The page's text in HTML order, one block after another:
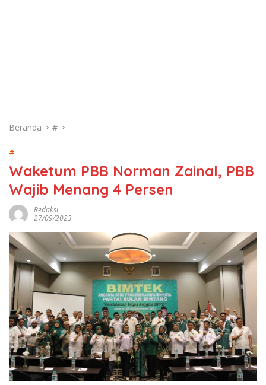
Beranda #
#
Waketum PBB Norman Zainal, PBB
Wajib Menang 4 Persen
Redaksi
27/09/2023